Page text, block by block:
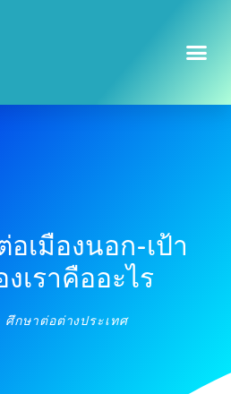
อเมืองนอก-เป้า
เราคืออะไร
ศึกษาต่อต่างประเทศ